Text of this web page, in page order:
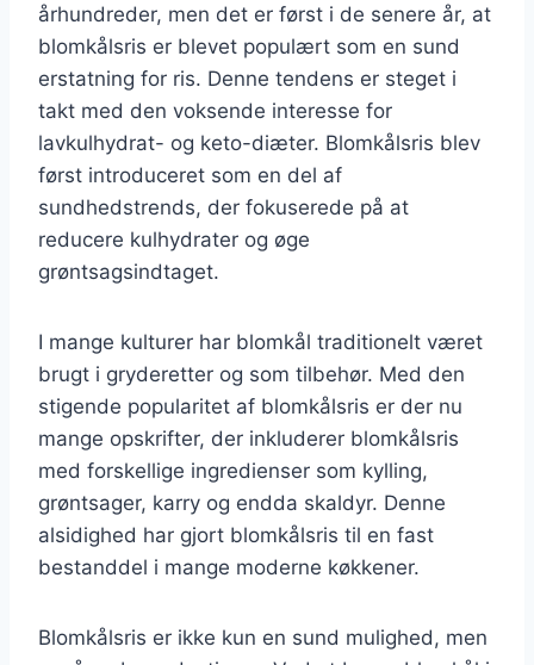
århundreder, men det er først i de senere år, at
blomkålsris er blevet populært som en sund
erstatning for ris. Denne tendens er steget i
takt med den voksende interesse for
lavkulhydrat- og keto-diæter. Blomkålsris blev
først introduceret som en del af
sundhedstrends, der fokuserede på at
reducere kulhydrater og øge
grøntsagsindtaget.
I mange kulturer har blomkål traditionelt været
brugt i gryderetter og som tilbehør. Med den
stigende popularitet af blomkålsris er der nu
mange opskrifter, der inkluderer blomkålsris
med forskellige ingredienser som kylling,
grøntsager, karry og endda skaldyr. Denne
alsidighed har gjort blomkålsris til en fast
bestanddel i mange moderne køkkener.
Blomkålsris er ikke kun en sund mulighed, men